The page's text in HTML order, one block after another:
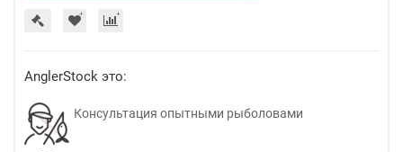
AnglerStock это:
Консультация опытными рыболовами